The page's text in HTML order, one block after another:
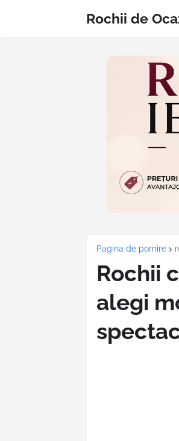
Rochii de
Pagina de pornire
Rochii
alegi